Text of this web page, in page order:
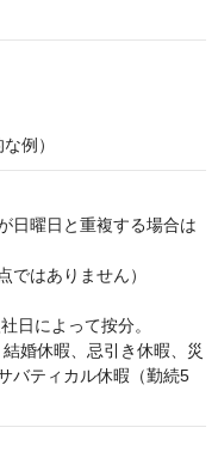
例）
日曜日と重複する場合は
ではありません）
日によって按分。
婚休暇、忌引き休暇、災
バティカル休暇（勤続5